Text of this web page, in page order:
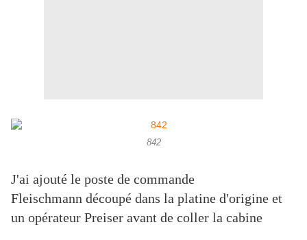
842
J'ai ajouté le poste de commande
Fleischmann découpé dans la platine d'origine et
un opérateur Preiser avant de coller la cabine